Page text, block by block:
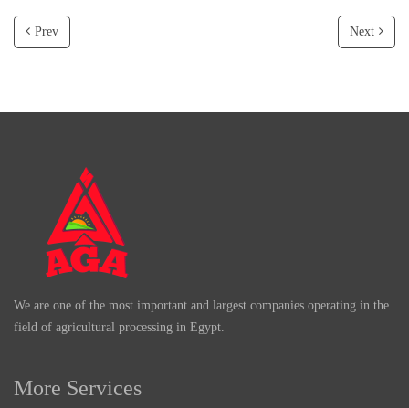
Prev Next
We are one of the most important and largest companies operating in the
field of agricultural processing in Egypt.
More Services